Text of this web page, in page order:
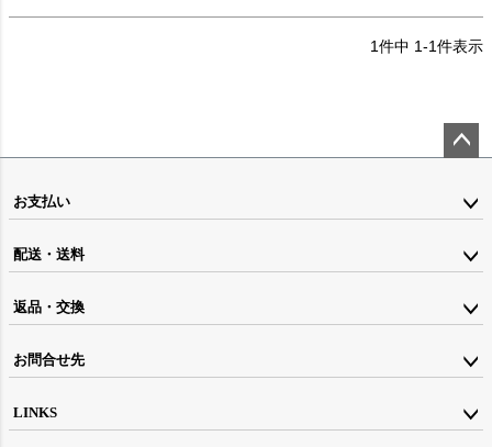
1件中 1-1件表示
ジト
お支払い
配送・送料
返品・交換
お問合せ先
LINKS